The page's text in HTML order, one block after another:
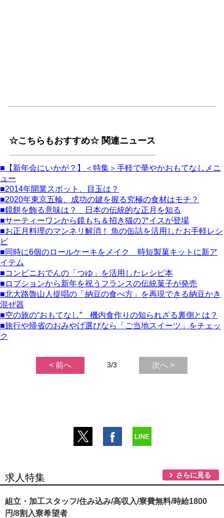
☆こちらもおすすめ☆ 関連ニュース
■【新年会にいかが？】＜特集＞手軽で華やかおもてなしメニ
ュー
■2014年開業スポット、目玉は？
■2020年東京五輪、成功の鍵を握る究極の食材はモチ？
■鏡餅を飾る意味は？ 日本の伝統的な正月を知る
■サーティーワンから鏡もち＆招き猫のアイスが登場
■お正月料理のマンネリ解消！ 魚の缶詰を活用したお手軽レシ
ピ
■同時に6個のロールケーキをメイク 時短製菓キットに新ア
イテム
■コンビニおでんの「つゆ」を活用したレシピ本
■ロブションから新年を祝うフランスの伝統菓子が発売
■北大路魯山人提唱の「納豆の食べ方」を再現できる納豆かき
混ぜ器
■空の旅の“おもてなし” 機内食作りの知られざる裏側とは？
■旅行や帰省のおみやげ選びなら「ご当地スイーツ」をチェッ
ク
< 前へ 3/3 次へ >
求人特集 さらに見る
組立・加工スタッフ/住み込み/高収入/寮費無料/時給1800
円/8割入寮希望者